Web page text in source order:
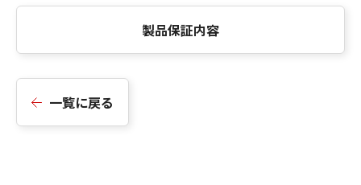
製品保証内容
一覧に戻る